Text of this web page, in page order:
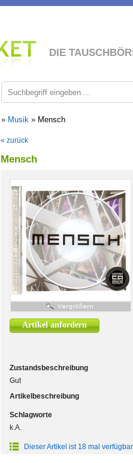
DIE
» Musik » Mensch
« zurück
Mensch
Artikel anfordern
Zustandsbeschreibung
Gut
Artikelbeschreibung
Schlagworte
k.A.
Dieser Artikel ist 18 mal verfügbar